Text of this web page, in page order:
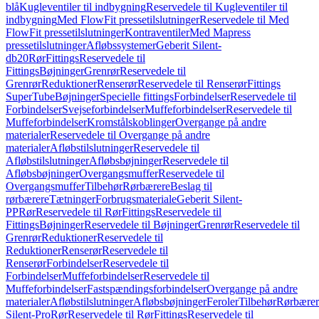
blåKugleventiler til indbygningReservedele til Kugleventiler til
indbygningMed FlowFit pressetilslutningerReservedele til Med
FlowFit pressetilslutningerKontraventilerMed Mapress
pressetilslutningerAfløbssystemerGeberit Silent-
db20RørFittingsReservedele til
FittingsBøjningerGrenrørReservedele til
GrenrørReduktionerRenserørReservedele til RenserørFittings
SuperTubeBøjningerSpecielle fittingsForbindelserReservedele til
ForbindelserSvejseforbindelserMuffeforbindelserReservedele til
MuffeforbindelserKromstålskoblingerOvergange på andre
materialerReservedele til Overgange på andre
materialerAfløbstilslutningerReservedele til
AfløbstilslutningerAfløbsbøjningerReservedele til
AfløbsbøjningerOvergangsmufferReservedele til
OvergangsmufferTilbehørRørbærereBeslag til
rørbærereTætningerForbrugsmaterialeGeberit Silent-
PPRørReservedele til RørFittingsReservedele til
FittingsBøjningerReservedele til BøjningerGrenrørReservedele til
GrenrørReduktionerReservedele til
ReduktionerRenserørReservedele til
RenserørForbindelserReservedele til
ForbindelserMuffeforbindelserReservedele til
MuffeforbindelserFastspændingsforbindelserOvergange på andre
materialerAfløbstilslutningerAfløbsbøjningerFerolerTilbehør
Silent-ProRørReservedele til RørFittingsReservedele til